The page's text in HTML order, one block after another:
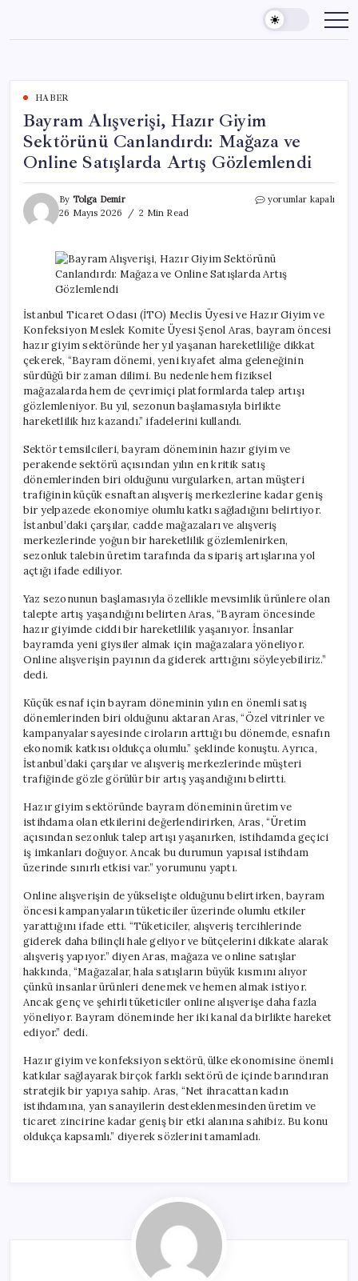
content
HABER
Bayram Alışverişi, Hazır Giyim
Sektörünü Canlandırdı: Mağaza ve
Online Satışlarda Artış Gözlemlendi
By Tolga Demir
26 Mayıs 2026
2 Min Read
Bayram
Sektörünü
Canlandırdı:
Mağaza
Satışlarda
Artış
Gözlemlendi
için
yorumlar kapalı
İstanbul Ticaret Odası (İTO) Meclis Üyesi ve Hazır Giyim ve
Konfeksiyon Meslek Komite Üyesi Şenol Aras, bayram öncesi
hazır giyim sektöründe her yıl yaşanan hareketliliğe dikkat
çekerek, “Bayram dönemi, yeni kıyafet alma geleneğinin
sürdüğü bir zaman dilimi. Bu nedenle hem fiziksel
mağazalarda hem de çevrimiçi platformlarda talep artışı
gözlemleniyor. Bu yıl, sezonun başlamasıyla birlikte
hareketlilik hız kazandı.” ifadelerini kullandı.
Sektör temsilcileri, bayram döneminin hazır giyim ve
perakende sektörü açısından yılın en kritik satış
dönemlerinden biri olduğunu vurgularken, artan müşteri
trafiğinin küçük esnaftan alışveriş merkezlerine kadar geniş
bir yelpazede ekonomiye olumlu katkı sağladığını belirtiyor.
İstanbul’daki çarşılar, cadde mağazaları ve alışveriş
merkezlerinde yoğun bir hareketlilik gözlemlenirken,
sezonluk talebin üretim tarafında da sipariş artışlarına yol
açtığı ifade ediliyor.
Yaz sezonunun başlamasıyla özellikle mevsimlik ürünlere olan
talepte artış yaşandığını belirten Aras, “Bayram öncesinde
hazır giyimde ciddi bir hareketlilik yaşanıyor. İnsanlar
bayramda yeni giysiler almak için mağazalara yöneliyor.
Online alışverişin payının da giderek arttığını söyleyebiliriz.”
dedi.
Küçük esnaf için bayram döneminin yılın en önemli satış
dönemlerinden biri olduğunu aktaran Aras, “Özel vitrinler ve
kampanyalar sayesinde ciroların arttığı bu dönemde, esnafın
ekonomik katkısı oldukça olumlu.” şeklinde konuştu. Ayrıca,
İstanbul’daki çarşılar ve alışveriş merkezlerinde müşteri
trafiğinde gözle görülür bir artış yaşandığını belirtti.
Hazır giyim sektöründe bayram döneminin üretim ve
istihdama olan etkilerini değerlendirirken, Aras, “Üretim
açısından sezonluk talep artışı yaşanırken, istihdamda geçici
iş imkanları doğuyor. Ancak bu durumun yapısal istihdam
üzerinde sınırlı etkisi var.” yorumunu yaptı.
Online alışverişin de yükselişte olduğunu belirtirken, bayram
öncesi kampanyaların tüketiciler üzerinde olumlu etkiler
yarattığını ifade etti. “Tüketiciler, alışveriş tercihlerinde
giderek daha bilinçli hale geliyor ve bütçelerini dikkate alarak
alışveriş yapıyor.” diyen Aras, mağaza ve online satışlar
hakkında, “Mağazalar, hala satışların büyük kısmını alıyor
çünkü insanlar ürünleri denemek ve hemen almak istiyor.
Ancak genç ve şehirli tüketiciler online alışverişe daha fazla
yöneliyor. Bayram döneminde her iki kanal da birlikte hareket
ediyor.” dedi.
Hazır giyim ve konfeksiyon sektörü, ülke ekonomisine önemli
katkılar sağlayarak birçok farklı sektörü de içinde barındıran
stratejik bir yapıya sahip. Aras, “Net ihracattan kadın
istihdamına, yan sanayilerin desteklenmesinden üretim ve
ticaret zincirine kadar geniş bir etki alanına sahibiz. Bu konu
oldukça kapsamlı.” diyerek sözlerini tamamladı.